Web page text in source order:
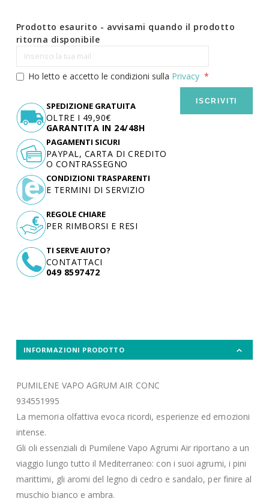
Prodotto esaurito - avvisami quando il prodotto
ritorna disponibile
Ho letto e accetto le condizioni sulla Privacy
ISCRIVITI
SPEDIZIONE GRATUITA
OLTRE I 49,90€
GARANTITA IN 24/48H
TI SERVE AIUTO?
CONTATTACI
049 8597472
PAGAMENTI SICURI
PAYPAL, CARTA DI CREDITO
O CONTRASSEGNO
CONDIZIONI TRASPARENTI
E TERMINI DI SERVIZIO
REGOLE CHIARE
PER RIMBORSI E RESI
INFORMAZIONI PRODOTTO
PUMILENE VAPO AGRUM AIR CONC
934551995
La memoria olfattiva evoca ricordi, esperienze ed emozioni
intense.
Gli oli essenziali di Pumilene Vapo Agrumi Air riportano a un
viaggio lungo tutto il Mediterraneo: con i suoi agrumi, i pini
marittimi, gli aromi del legno di cedro e sandalo, per finire al
muschio bianco e ambra.